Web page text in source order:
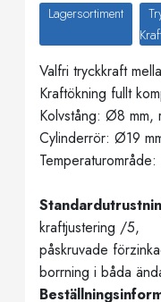
Lagersortiment
Valfri tryckkraft
Kraftökning fullt
Kolvstång: Ø8 mm,
Cylinderrör: Ø19
kraftjustering /5,
påskruvade
borrning i båda